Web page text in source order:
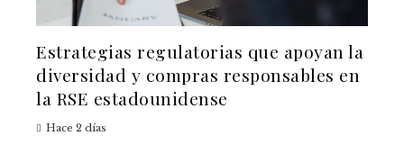
Estrategias regulatorias que apoyan la
diversidad y compras responsables en
la RSE estadounidense
Hace 2 días